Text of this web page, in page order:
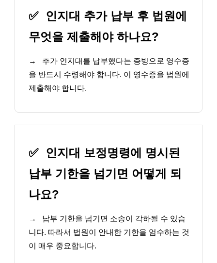
✅
인지대 추가 납부 후 법원에
무엇을 제출해야 하나요?
→
추가 인지대를 납부했다는 증빙으로 영수증
을 반드시 수령해야 합니다. 이 영수증을 법원에
제출해야 합니다.
✅
인지대 보정명령에 명시된
납부 기한을 넘기면 어떻게 되
나요?
→
납부 기한을 넘기면 소송이 각하될 수 있습
니다. 따라서 법원이 안내한 기한을 엄수하는 것
이 매우 중요합니다.